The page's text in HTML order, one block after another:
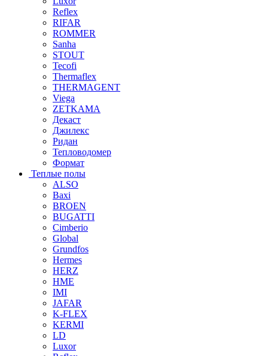
Reflex
RIFAR
ROMMER
Sanha
STOUT
Tecofi
Thermaflex
THERMAGENT
Viega
ZETKAMA
Декаст
Джилекс
Ридан
Тепловодомер
Формат
Теплые полы
ALSO
Baxi
BROEN
BUGATTI
Cimberio
Global
Grundfos
Hermes
HERZ
HME
IMI
JAFAR
K-FLEX
KERMI
LD
Luxor